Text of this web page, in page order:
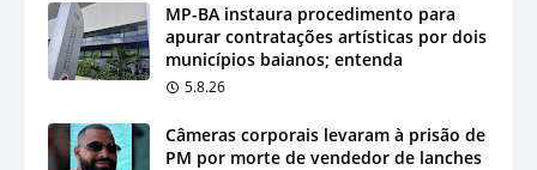
MP-BA instaura procedimento para
apurar contratações artísticas por dois
municípios baianos; entenda
5.8.26
Câmeras corporais levaram à prisão de
PM por morte de vendedor de lanches